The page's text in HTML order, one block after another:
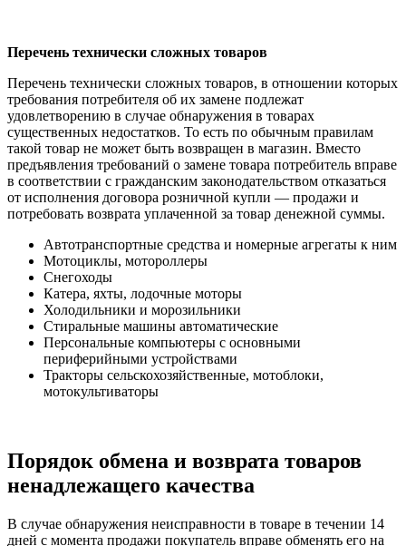
Перечень технически сложных товаров
Перечень технически сложных товаров, в отношении которых
требования потребителя об их замене подлежат
удовлетворению в случае обнаружения в товарах
существенных недостатков. То есть по обычным правилам
такой товар не может быть возвращен в магазин. Вместо
предъявления требований о замене товара потребитель вправе
в соответствии с гражданским законодательством отказаться
от исполнения договора розничной купли — продажи и
потребовать возврата уплаченной за товар денежной суммы.
Автотранспортные средства и номерные агрегаты к ним
Мотоциклы, мотороллеры
Снегоходы
Катера, яхты, лодочные моторы
Холодильники и морозильники
Стиральные машины автоматические
Персональные компьютеры с основными
периферийными устройствами
Тракторы сельскохозяйственные, мотоблоки,
мотокультиваторы
Порядок обмена и возврата товаров
ненадлежащего качества
В случае обнаружения неисправности в товаре в течении 14
дней с момента продажи покупатель вправе обменять его на